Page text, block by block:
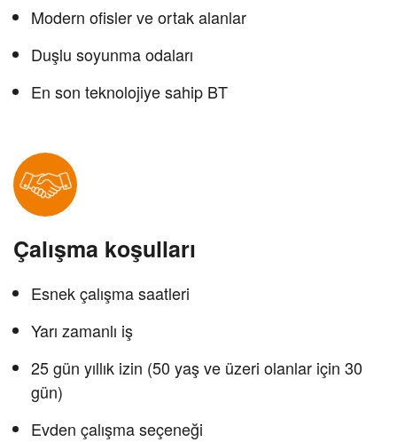
Modern ofisler ve ortak alanlar
Duşlu soyunma odaları
En son teknolojiye sahip BT
Çalışma koşulları
Esnek çalışma saatleri
Yarı zamanlı iş
25 gün yıllık izin (50 yaş ve üzeri olanlar için 30
gün)
Evden çalışma seçeneği